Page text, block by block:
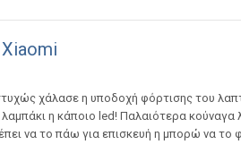
χάλασε η υποδοχή φόρτισης του
η κάποιο led! Παλαιότερα κούναγα
να το πάω για επισκευή η μπορώ να το